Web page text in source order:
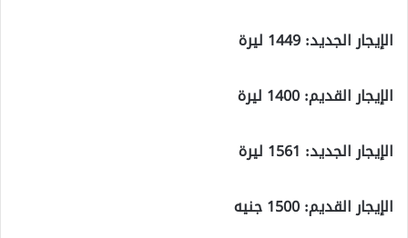
الإيجار الجديد: 1449 ليرة
الإيجار القديم: 1400 ليرة
الإيجار الجديد: 1561 ليرة
الإيجار القديم: 1500 جنيه